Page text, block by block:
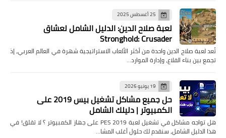
25 أغسطس 2025
لعبة صلاح الدين: الدليل الشامل لعشاق
Stronghold: Crusader
تُعد لعبة صلاح الدين واحدة من أكثر الألعاب الاستراتيجية شهرة في العالم العربي، إذ
تجمع بين بناء القلاع، وإدارة الموارد…
19 يونيو 2026
حل جميع مشاكل تشغيل بيس 2019 على
الكمبيوتر | دليلك الشامل
هل تواجه مشاكل في تشغيل لعبة PES 2019 على جهاز الكمبيوتر ؟ لا تقلق! في
هذا الدليل الشامل، سنقدم لك حلول أغلب المشا…